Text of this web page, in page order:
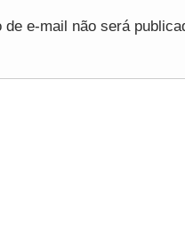
de e-mail não será